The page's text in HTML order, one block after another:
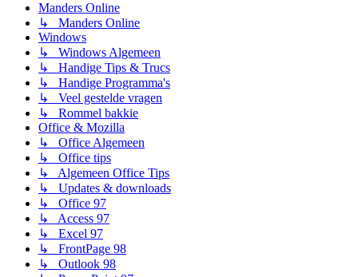
Manders Online
↳ Manders Online
Windows
↳ Windows Algemeen
↳ Handige Tips & Trucs
↳ Handige Programma's
↳ Veel gestelde vragen
↳ Rommel bakkie
Office & Mozilla
↳ Office Algemeen
↳ Office tips
↳ Algemeen Office Tips
↳ Updates & downloads
↳ Office 97
↳ Access 97
↳ Excel 97
↳ FrontPage 98
↳ Outlook 98